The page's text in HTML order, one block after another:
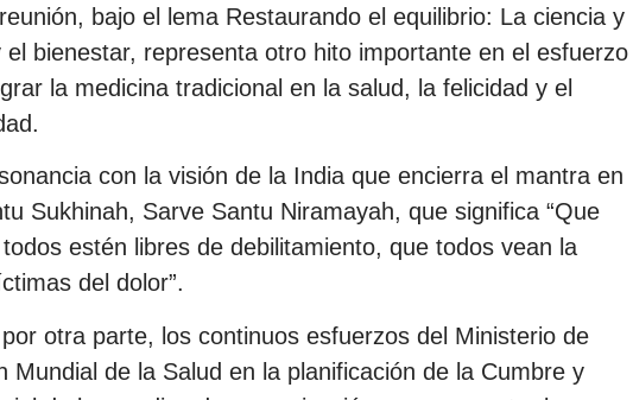
bajo el lema Restaurando el equilibrio: La ciencia y
el bienestar, representa otro hito importante en el esfuerzo
la medicina tradicional en la salud, la felicidad y el
con la visión de la India que encierra el mantra en
Sukhinah, Sarve Santu Niramayah, que significa “Que
estén libres de debilitamiento, que todos vean la
del dolor”.
otra parte, los continuos esfuerzos del Ministerio de
Mundial de la Salud en la planificación de la Cumbre y